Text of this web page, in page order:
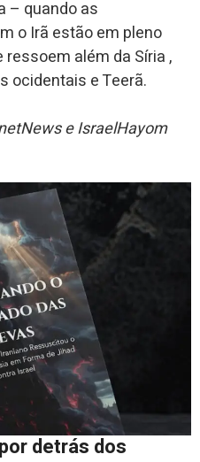
– quando as
o Irã estão em pleno
além da Síria ,
ocidentais e Teerã.
e IsraelHayom
detrás dos